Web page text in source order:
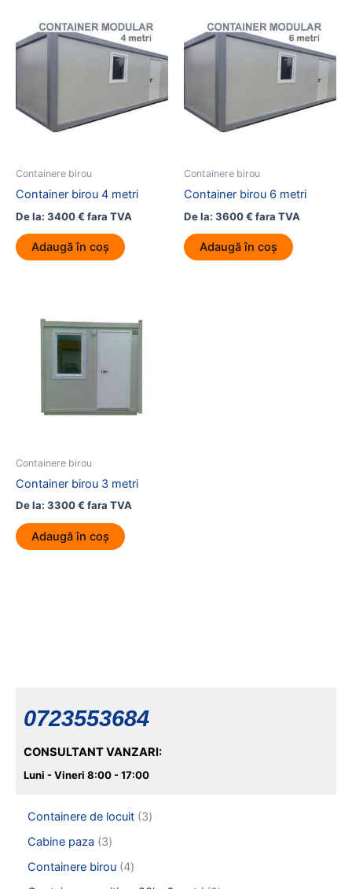
0723553684
CONSULTANT VANZARI:
Luni - Vineri 8:00 - 17:00
Containere de locuit 33
Cabine paza 33
r
Containere birou 44
Containere birou
Container birou 4 metri
De la: 3400€ fara TVA
Adaugă în coș
Containere birou
Container birou 6 metri
De la: 3600€ fara TVA
Adaugă în coș
Containere birou
Container birou 3 metri
De la: 3300€ fara TVA
Adaugă în coș